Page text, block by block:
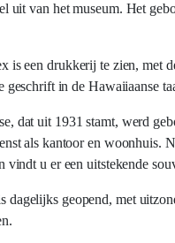
uit van het museum. Het
is een drukkerij te zien, met
geschrift in de Hawaiiaanse
dat uit 1931 stamt, werd
als kantoor en woonhuis.
vindt u er een uitstekende
dagelijks geopend, met